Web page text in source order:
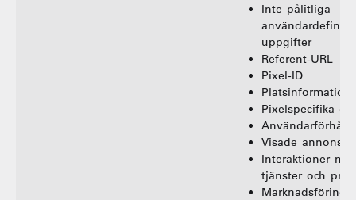
Inte pålitliga
uppgifter
Referent-URL
Pixel-ID
Platsinformation
Pixelspecifika
Visade annonser
Interaktioner
tjänster och